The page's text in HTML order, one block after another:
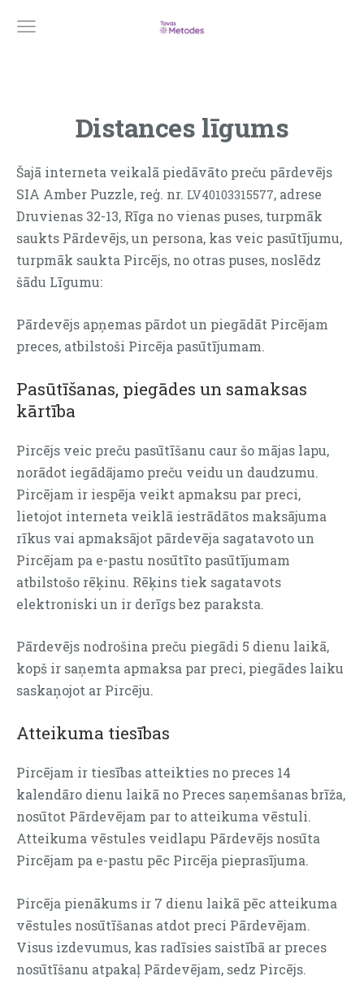
Distances līgums
Šajā interneta veikalā piedāvāto preču pārdevējs
SIA Amber Puzzle, reģ. nr. LV40103315577, adrese
Druvienas 32-13, Rīga no vienas puses, turpmāk
saukts Pārdevējs, un persona, kas veic pasūtījumu,
turpmāk saukta Pircējs, no otras puses, noslēdz
šādu Līgumu:
Pārdevējs apņemas pārdot un piegādāt Pircējam
preces, atbilstoši Pircēja pasūtījumam.
Pasūtīšanas, piegādes un samaksas
kārtība
Pircējs veic preču pasūtīšanu caur šo mājas lapu,
norādot iegādājamo preču veidu un daudzumu.
Pircējam ir iespēja veikt apmaksu par preci,
lietojot interneta veiklā iestrādātos maksājuma
rīkus vai apmaksājot pārdevēja sagatavoto un
Pircējam pa e-pastu nosūtīto pasūtījumam
atbilstošo rēķinu. Rēķins tiek sagatavots
elektroniski un ir derīgs bez paraksta.
Pārdevējs nodrošina preču piegādi 5 dienu laikā,
kopš ir saņemta apmaksa par preci, piegādes laiku
saskaņojot ar Pircēju.
Atteikuma tiesības
Pircējam ir tiesības atteikties no preces 14
kalendāro dienu laikā no Preces saņemšanas brīža,
nosūtot Pārdevējam par to atteikuma vēstuli.
Atteikuma vēstules veidlapu Pārdevējs nosūta
Pircējam pa e-pastu pēc Pircēja pieprasījuma.
Pircēja pienākums ir 7 dienu laikā pēc atteikuma
vēstules nosūtīšanas atdot preci Pārdevējam.
Visus izdevumus, kas radīsies saistībā ar preces
nosūtīšanu atpakaļ Pārdevējam, sedz Pircējs.